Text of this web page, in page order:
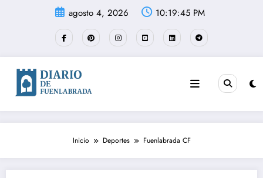
agosto 4, 2026 10:19:46 PM
Inicio Deportes Fuenlabrada CF